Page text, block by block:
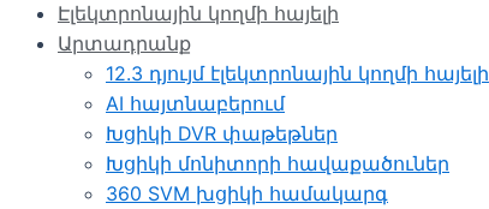
Էլեկտրոնային կողմի հայելի
Արտադրանք
12.3 դյույմ էլեկտրոնային կողմի հայելի
AI հայտնաբերում
Խցիկի DVR փաթեթներ
Խցիկի մոնիտորի հավաքածուներ
360 SVM խցիկի համակարգ